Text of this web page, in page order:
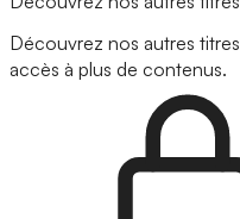
Découvrez nos autres
accès à plus de contenus.